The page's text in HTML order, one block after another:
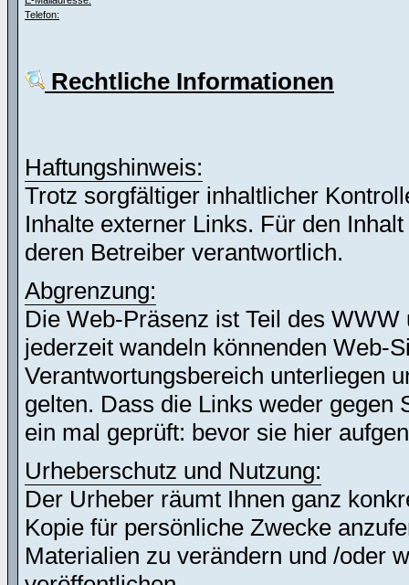
Telefon:
Rechtliche Informationen
Haftungshinweis:
Trotz sorgfältiger inhaltlicher
Inhalte externer Links. Für den
deren Betreiber verantwortlich.
Abgrenzung:
Die Web-Präsenz ist Teil des
jederzeit wandeln könnenden Web-
Verantwortungsbereich unterliegen
gelten. Dass die Links weder gegen
ein mal geprüft: bevor sie hier
Urheberschutz und Nutzung:
Der Urheber räumt Ihnen ganz
Kopie für persönliche Zwecke
Materialien zu verändern und /oder